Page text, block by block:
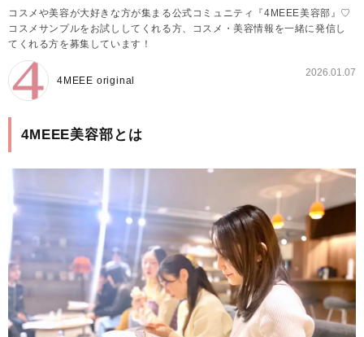
コスメや美容が大好きな方が集まる公式コミュニティ『4MEEE美容部』♡
コスメサンプルをお試ししてくれる方、コスメ・美容情報を一緒に発信し
てくれる方を募集しています！
4MEEE original
2026.01.07
4MEEE美容部とは